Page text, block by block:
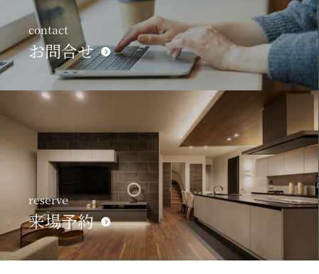
contact
お問合せ
reserve
来場予約